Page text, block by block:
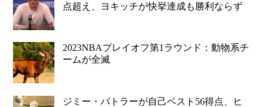
点超え、ヨキッチが快挙達成も勝利ならず
2023NBAプレイオフ第1ラウンド：動物系チ
ームが全滅
ジミー・バトラーが自己ベスト56得点、ヒ